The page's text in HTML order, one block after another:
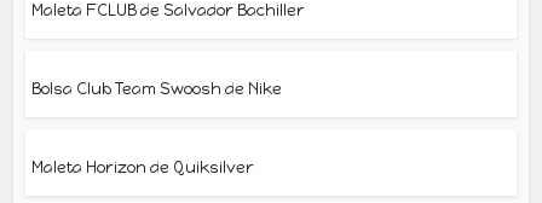
Maleta FCLUB de Salvador Bachiller
Bolsa Club Team Swoosh de Nike
Maleta Horizon de Quiksilver